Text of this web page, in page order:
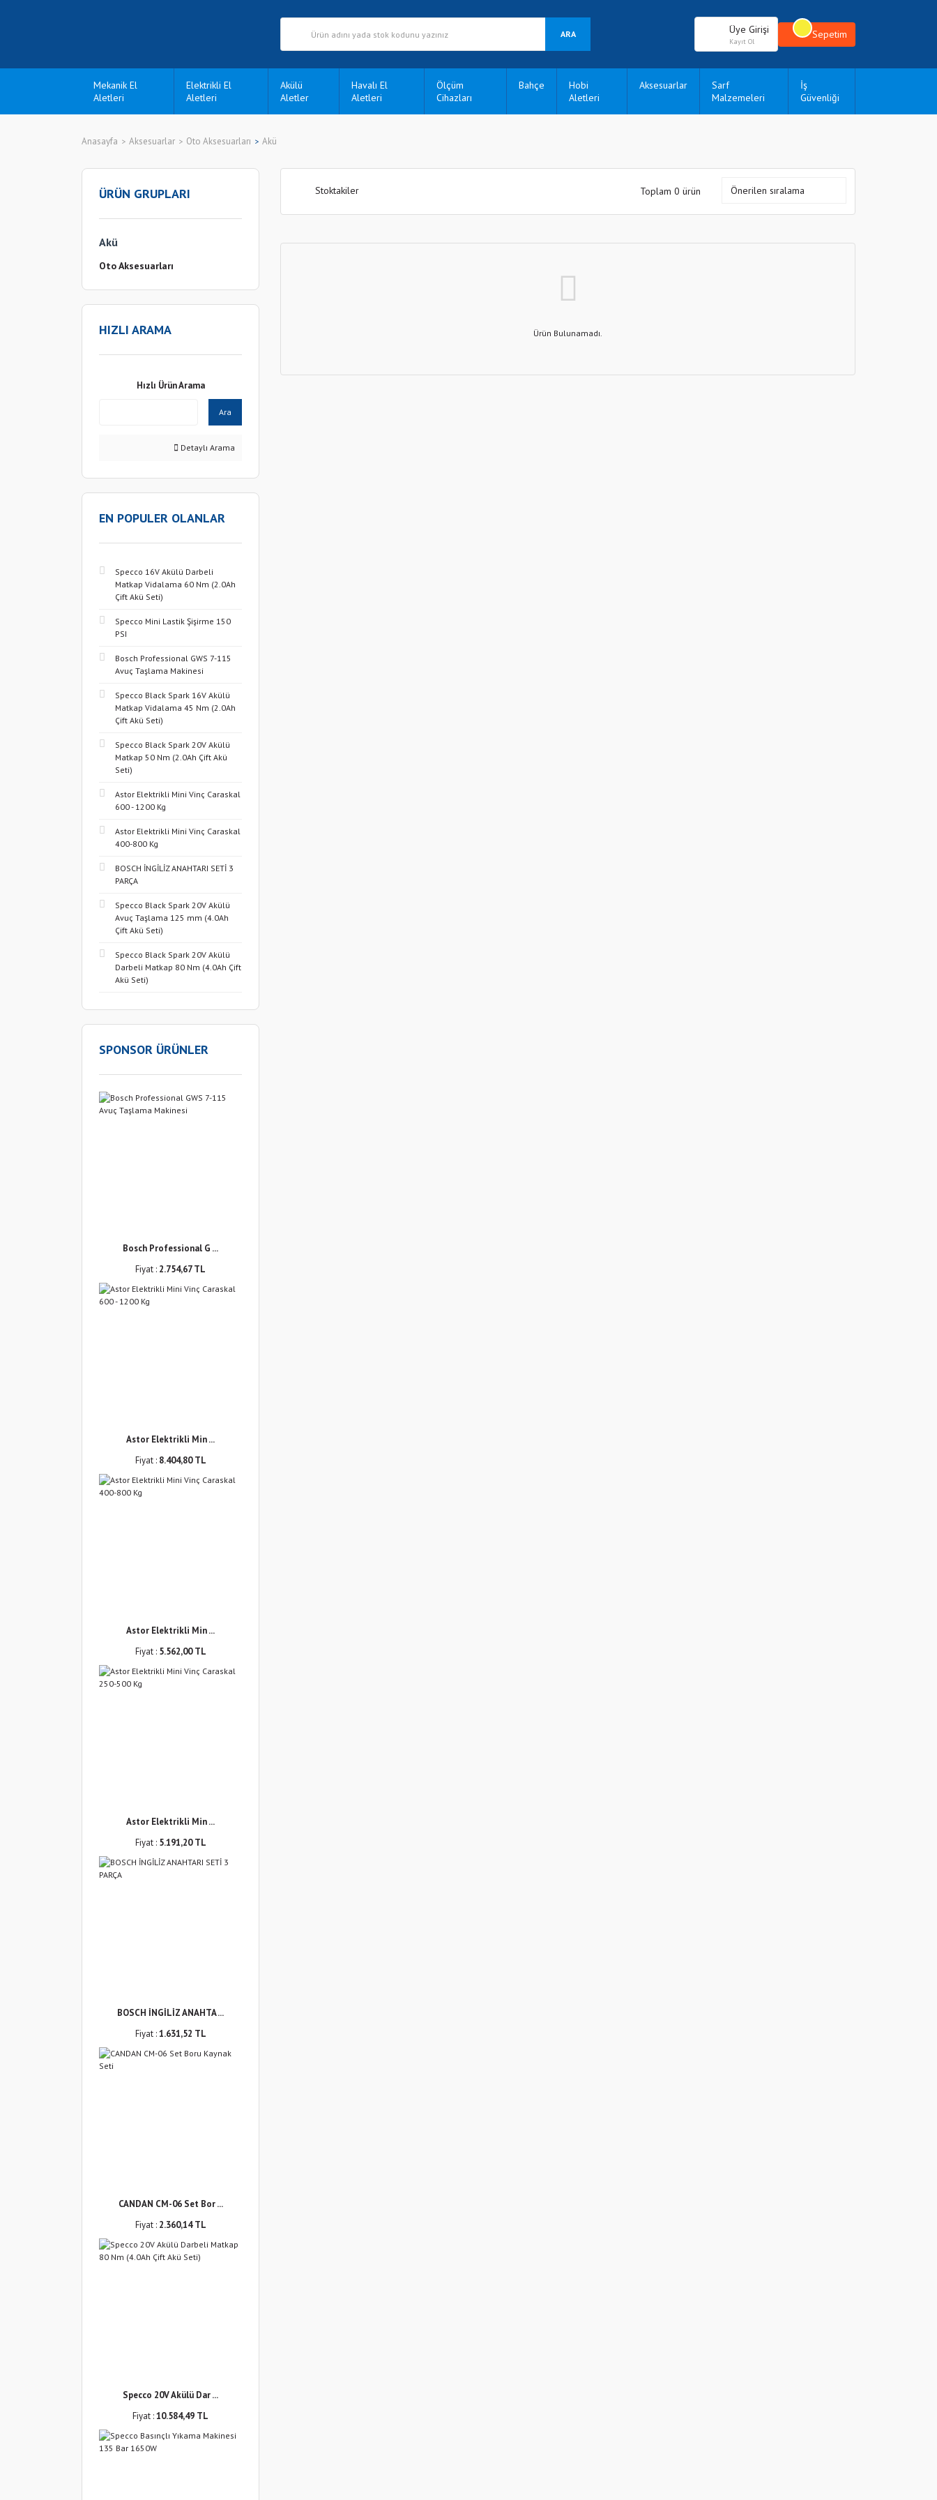
ARA Üye Girişi
Kayıt Ol
Sepetim
Mekanik El
Aletleri
Elektrikli El
Aletleri
Akülü
Aletler
Havalı El
Aletleri
Ölçüm
Cihazları
Bahçe
Hobi
Aletleri
Aksesuarlar
Sarf
Malzemeleri
İş
Güvenliği
Anasayfa Aksesuarlar Oto Aksesuarları Akü
ÜRÜN GRUPLARI
Akü
Oto Aksesuarları
HIZLI ARAMA
Hızlı Ürün Arama
Ara
Detaylı Arama
EN POPULER OLANLAR
Specco 16V Akülü Darbeli
Matkap Vidalama 60 Nm (2.0Ah
Çift Akü Seti)
Specco Mini Lastik Şişirme 150
PSI
Bosch Professional GWS 7-115
Avuç Taşlama Makinesi
Specco Black Spark 16V Akülü
Matkap Vidalama 45 Nm (2.0Ah
Çift Akü Seti)
Specco Black Spark 20V Akülü
Matkap 50 Nm (2.0Ah Çift Akü
Seti)
Astor Elektrikli Mini Vinç Caraskal
600 - 1200 Kg
Astor Elektrikli Mini Vinç Caraskal
400-800 Kg
BOSCH İNGİLİZ ANAHTARI SETİ 3
PARÇA
Specco Black Spark 20V Akülü
Avuç Taşlama 125 mm (4.0Ah
Çift Akü Seti)
Specco Black Spark 20V Akülü
Darbeli Matkap 80 Nm (4.0Ah Çift
Akü Seti)
SPONSOR ÜRÜNLER
Bosch Professional G ...
Fiyat : 2.754,67 TL
Astor Elektrikli Min ...
Fiyat : 8.404,80 TL
Astor Elektrikli Min ...
Fiyat : 5.562,00 TL
Astor Elektrikli Min ...
Fiyat : 5.191,20 TL
BOSCH İNGİLİZ ANAHTA ...
Fiyat :1.631,52 TL
CANDAN CM-06 Set Bor ...
Fiyat : 2.360,14 TL
Specco 20V Akülü Dar ...
Fiyat :10.584,49 TL
Stoktakiler Toplam 0 ürün
Ürün Bulunamadı.